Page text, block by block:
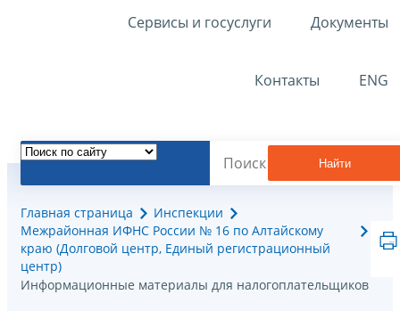
Сервисы и госуслуги Документы
Контакты ENG
Найти
Главная страница
Инспекции
Межрайонная ИФНС России № 16 по Алтайскому
краю (Долговой центр, Единый регистрационный
центр)
Информационные материалы для налогоплательщиков